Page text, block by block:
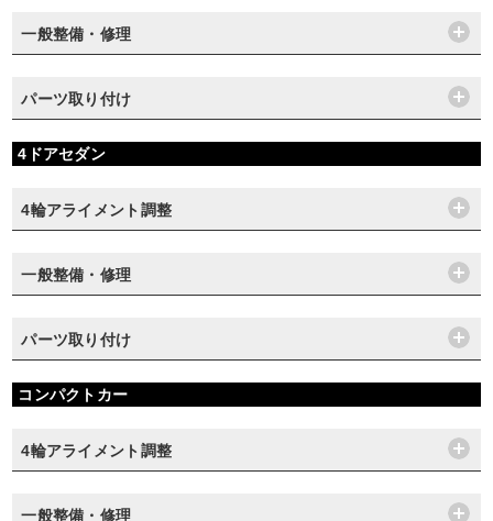
一般整備・修理
パーツ取り付け
4ドアセダン
4輪アライメント調整
一般整備・修理
パーツ取り付け
コンパクトカー
4輪アライメント調整
一般整備・修理